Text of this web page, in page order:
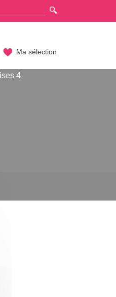
Ma sélection
4